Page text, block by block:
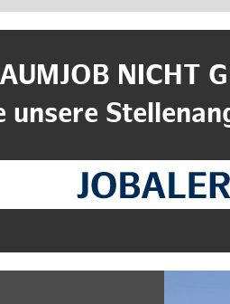
NICHT
unsere